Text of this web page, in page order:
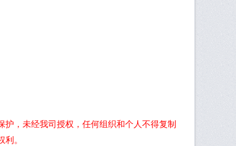
，未经我司授权，任何组织和个人不得复制
。